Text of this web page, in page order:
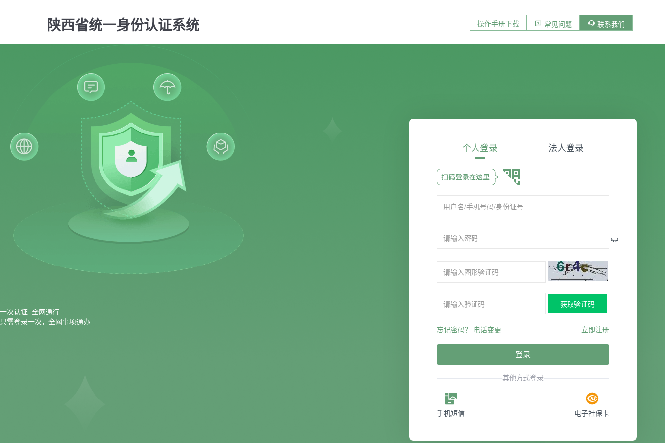
陕西省统一身份认证系统 操作手册下载 常见问题 联系我们
一次认证 全网通行
只需登录一次，全网事项通办
个人登录 法人登录
获取验证码
忘记密码？ 电话变更 立即注册
登录
其他方式登录
手机短信 电子社保卡